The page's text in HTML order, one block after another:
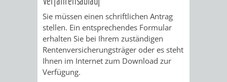
DOCH
AN
DEINE
STABSSTELLE
BÄDER
HOCHBAU
(PLANUNG
UNDWIRTSCHAFT
Sie müssen einen schriftlichen Antrag
stellen. Ein entsprechendes Formular
erhalten Sie bei Ihrem zuständigen
Rentenversicherungsträger oder es steht
Ihnen im Internet zum Download zur
Verfügung.